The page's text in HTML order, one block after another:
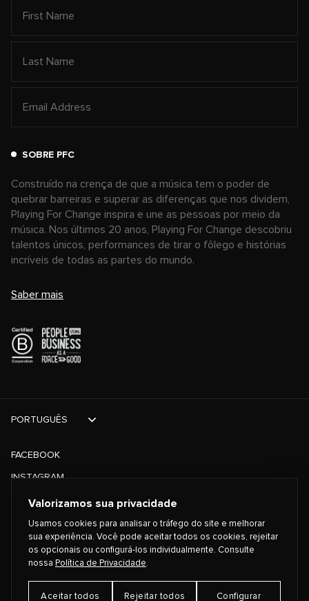
SOBRE PFC
Construído na crença de que a música tem o poder de
quebrar barreiras e superar as diferenças que nos dividem,
Playing For Change inspira e une as pessoas por meio da
música. Nos últimos 20 anos, Playing For Change descobriu
talentos únicos, performances de tirar o fôlego e histórias
incríveis de todas as partes do mundo.
Saber mais
©2026 PLAYING FOR CHANGE
FACEBOOK
INSTAGRAM
TIKTOK
TWITTER
PORTUGUÊS
Valorizamos sua privacidade
Usamos cookies para analisar o tráfego do site e melhorar
sua experiência. Você pode aceitar todos os cookies, rejeitar
os opcionais ou configurá-los individualmente. Consulte
nossa Política de Privacidade.
Aceitar todos Rejeitar todos Configurar